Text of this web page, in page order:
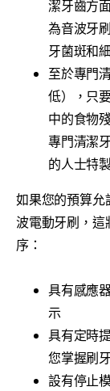
潔牙齒方
為音波牙
牙菌斑和
至於專門
低），只
中的食物
專門清潔
的人士特
如果您的預算允
波電動牙刷，這
序：
具有感應
示
具有定時
您掌握刷
設有停止